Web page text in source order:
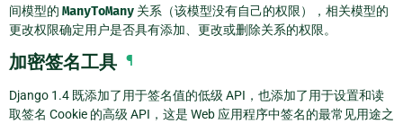
间模型的 ManyToMany 关系（该模型没有自己的权限），相关模型的
更改权限确定用户是否具有添加、更改或删除关系的权限。
加密签名工具 ¶
Django 1.4 既添加了用于签名值的低级 API，也添加了用于设置和读
取签名 Cookie 的高级 API，这是 Web 应用程序中签名的最常见用途之